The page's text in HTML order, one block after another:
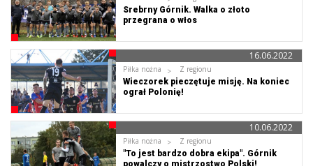
Srebrny Górnik. Walka o złoto
przegrana o włos
Piłka nożna
Z regionu
Wieczorek pieczętuje misję. Na koniec
ograł Polonię!
16.06.2022
Piłka nożna
Z regionu
"To jest bardzo dobra ekipa". Górnik
powalczy o mistrzostwo Polski!
10.06.2022